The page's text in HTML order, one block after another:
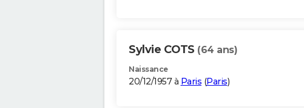
Sylvie COTS (64 ans)
Naissance
20/12/1957 à Paris (Paris)